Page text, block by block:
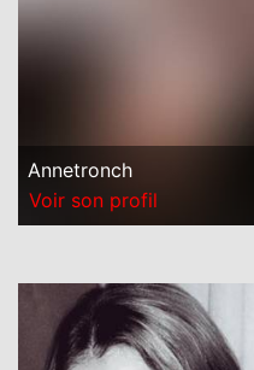
Annetronch
Voir son profil